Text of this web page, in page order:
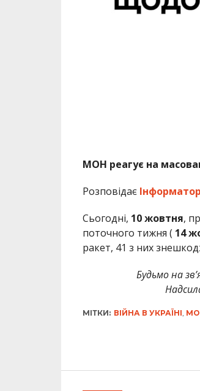
МОН реагує на
РозповідаєІнформатор
Сьогодні, 10 жовтня,
поточного тижня ( 14
ракет, 41 з них
Будьмо на
МІТКИ: ВІЙНА В УКРАЇНІ